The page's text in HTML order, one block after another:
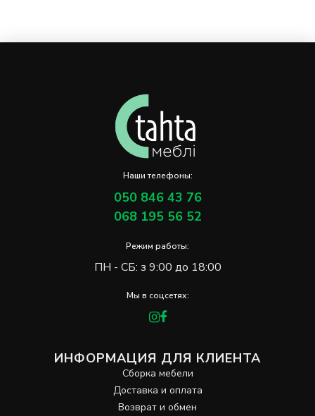
Наши телефоны:
050 846 43 76
068 195 56 52
Режим работы:
ПН - СБ: з 9:00 до 18:00
Мы в соцсетях:
ИНФОРМАЦИЯ ДЛЯ КЛИЕНТА
Сборка мебели
Доставка и оплата
Возврат и обмен